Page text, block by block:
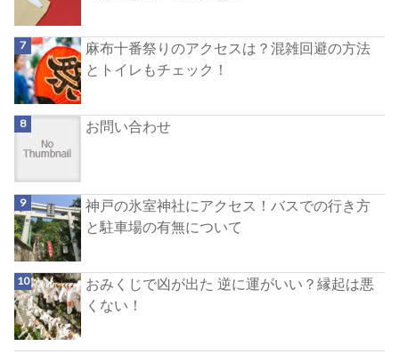
麻布十番祭りのアクセスは？混雑回避の方法
とトイレもチェック！
お問い合わせ
神戸の氷室神社にアクセス！バスでの行き方
と駐車場の有無について
おみくじで凶が出た 逆に運がいい？縁起は悪
くない！